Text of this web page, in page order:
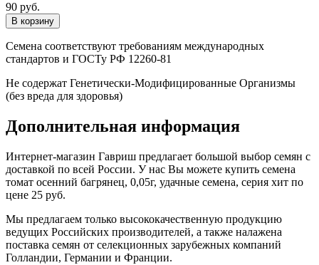
90 руб.
Семена соответствуют требованиям международных
стандартов и ГОСТу РФ 12260-81
Не содержат Генетически-Модифицированные Организмы
(без вреда для здоровья)
Дополнительная информация
Интернет-магазин Гавриш предлагает большой выбор семян с
доставкой по всей России. У нас Вы можете купить семена
томат осенний багрянец, 0,05г, удачные семена, серия хит по
цене 25 руб.
Мы предлагаем только высококачественную продукцию
ведущих Российских производителей, а также налажена
поставка семян от селекционных зарубежных компаний
Голландии, Германии и Франции.